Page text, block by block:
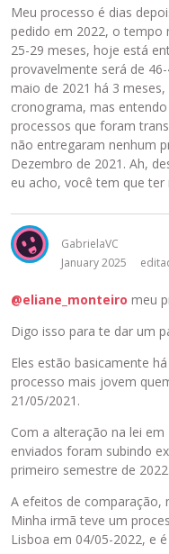
Meu processo é dias
pedido em 2022, o tempo
25-29 meses, hoje está
provavelmente será de
maio de 2021 há 3
cronograma, mas
processos que foram
não entregaram nenhum
Dezembro de 2021. Ah,
eu acho, você tem que ter
GabrielaVC
January 2025
@eliane_monteiro meu
Digo isso para te dar um
Eles estão basicamente
processo mais jovem
21/05/2021.
Com a alteração na lei
enviados foram subindo
primeiro semestre de 2022.
A efeitos de comparação,
Minha irmã teve um
Lisboa em 04/05-2022, e